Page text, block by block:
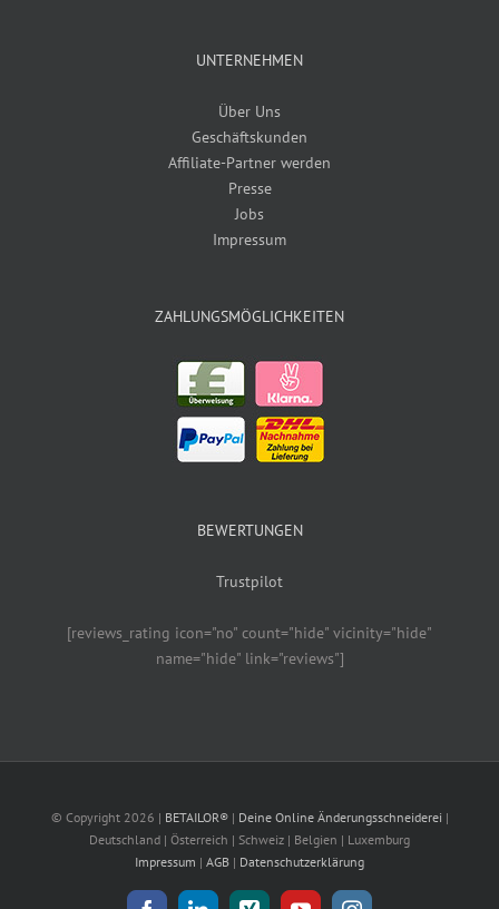
UNTERNEHMEN
Über Uns
Geschäftskunden
Affiliate-Partner werden
Presse
Jobs
Impressum
ZAHLUNGSMÖGLICHKEITEN
BEWERTUNGEN
Trustpilot
[reviews_rating icon="no" count="hide" vicinity="hide"
name="hide" link="reviews"]
© Copyright 2026 | BETAILOR® | Deine Online Änderungsschneiderei |
Deutschland | Österreich | Schweiz | Belgien | Luxemburg
Impressum | AGB | Datenschutzerklärung